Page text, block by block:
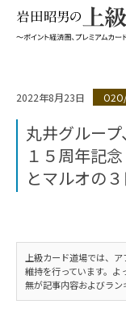
2022年8月23日
丸井グループ
１５周年記
とマルオの
上級カード道場では、
維持を行っています。よ
無が記事内容およびラン